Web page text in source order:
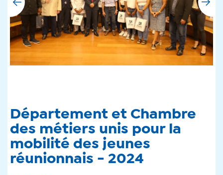
Département et Chambre
des métiers unis pour la
mobilité des jeunes
réunionnais - 2024